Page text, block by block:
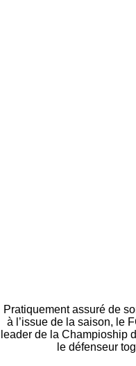
Pratiquement assuré de
à l’issue de la saison, le
leader de la Champioship
le défenseur